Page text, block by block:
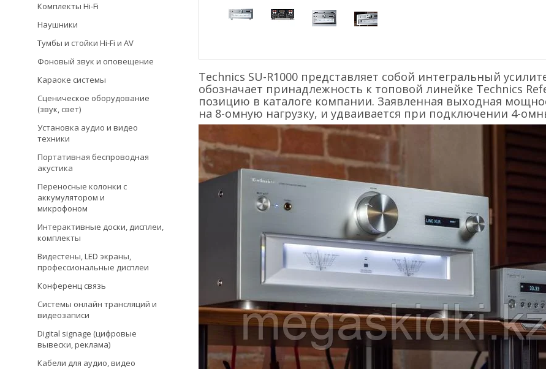
Technics SU-R1000 представляет собой интегральный
обозначает принадлежность к топовой линейке Technics
позицию в каталоге компании. Заявленная выходная
на 8-омную нагрузку, и удваивается при подключении 4-
Комплекты Hi-Fi
Наушники
Тумбы и стойки Hi-Fi и AV
Фоновый звук и оповещение
Караоке системы
Сценическое оборудование
(звук, свет)
Установка аудио и видео
техники
Портативная беспроводная
акустика
Переносные колонки с
аккумулятором и
микрофоном
Интерактивные доски, дисплеи,
комплекты
Видестены, LED экраны,
профессиональные дисплеи
Конференц связь
Системы онлайн трансляций и
видеозаписи
Digital signage (цифровые
вывески, реклама)
Кабели для аудио, видео